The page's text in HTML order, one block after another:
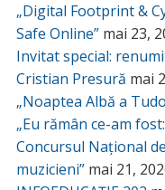
„Digital Footprint &
Safe Online” mai 23,
Invitat special:
Cristian Presură mai
„Noaptea Albă a
„Eu rămân ce-am
Concursul Național
muzicieni” mai 21,